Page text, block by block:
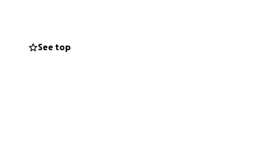
et ensemble,
See top